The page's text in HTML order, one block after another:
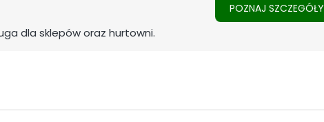
dla sklepów oraz hurtowni.
POZNAJ SZCZEGÓŁY